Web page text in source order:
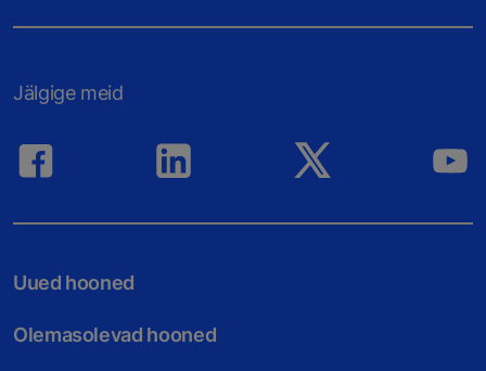
Jälgige meid
Uued hooned
Olemasolevad hooned